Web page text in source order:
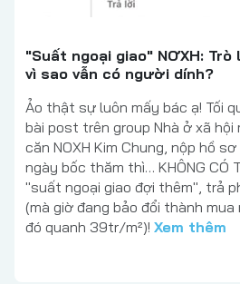
"Suất ngoại giao" NƠXH:
vì sao vẫn có người dính?
Ảo thật sự luôn mấy bác ạ! Tối
bài post trên group Nhà ở xã hội
căn NOXH Kim Chung, nộp hồ
ngày bốc thăm thì… KHÔNG CÓ
"suất ngoại giao đợi thêm", trả
(mà giờ đang bảo đổi thành
đó quanh 39tr/m²)! Xem thêm